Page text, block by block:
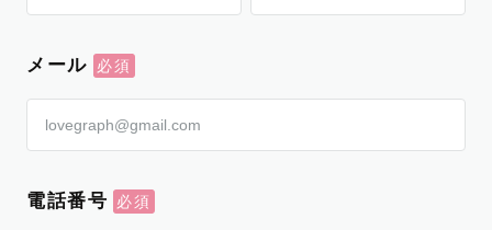
メール
電話番号